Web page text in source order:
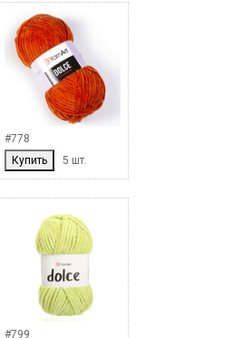
#778
Купить
5 шт.
#799